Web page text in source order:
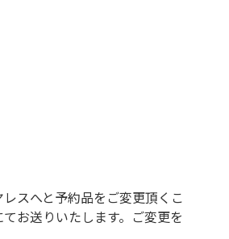
スへと予約品をご変更頂くこ
お送りいたします。ご変更を